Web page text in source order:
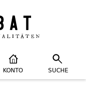
KONTO SUCHE